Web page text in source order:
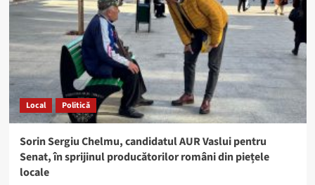
Local Politică
Sorin Sergiu Chelmu, candidatul AUR Vaslui pentru
Senat, în sprijinul producătorilor români din piețele
locale